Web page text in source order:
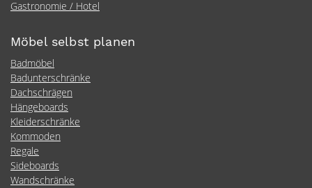
Gastronomie / Hotel
Möbel selbst planen
Badmöbel
Badunterschränke
Dachschrägen
Hängeboards
Kleiderschränke
Kommoden
Regale
Sideboards
Wandschränke